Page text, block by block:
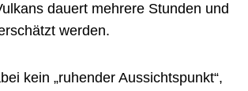
dauert mehrere Stunden und
werden.
kein „ruhender Aussichtspunkt“,